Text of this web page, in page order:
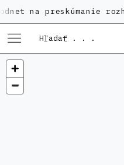
preskúmanie